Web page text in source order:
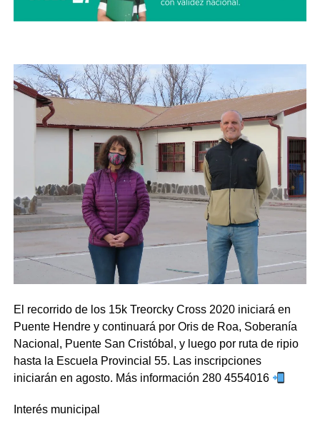
El recorrido de los 15k Treorcky Cross 2020 iniciará en
Puente Hendre y continuará por Oris de Roa, Soberanía
Nacional, Puente San Cristóbal, y luego por ruta de ripio
hasta la Escuela Provincial 55. Las inscripciones
iniciarán en agosto. Más información 280 4554016
Interés municipal